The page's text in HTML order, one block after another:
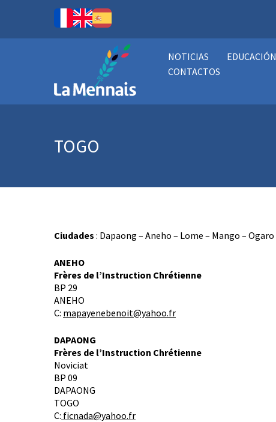
NOTICIAS EDUCACIÓN
CONTACTOS
TOGO
Ciudades : Dapaong – Aneho – Lome – Mango – Ogaro
ANEHO
Frères de l’Instruction Chrétienne
BP 29
ANEHO
C: mapayenebenoit@yahoo.fr
DAPAONG
Frères de l’Instruction Chrétienne
Noviciat
BP 09
DAPAONG
TOGO
C: ficnada@yahoo.fr